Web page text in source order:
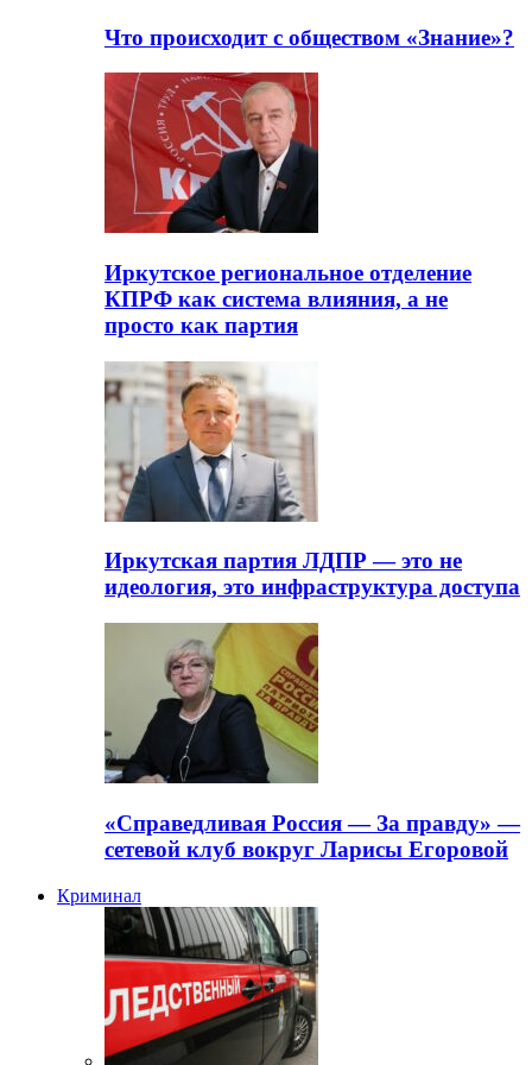
Что происходит с обществом «Знание»?
Иркутское региональное отделение
КПРФ как система влияния, а не
просто как партия
Иркутская партия ЛДПР — это не
идеология, это инфраструктура доступа
«Справедливая Россия — За правду» —
сетевой клуб вокруг Ларисы Егоровой
Криминал